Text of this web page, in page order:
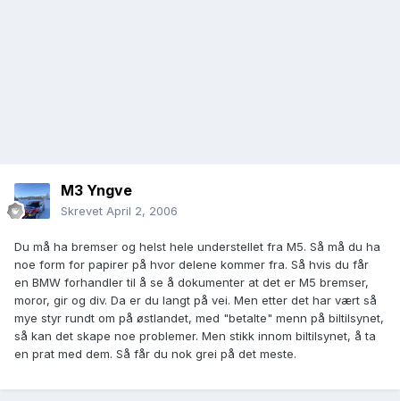
M3 Yngve
Skrevet April 2, 2006
Du må ha bremser og helst hele understellet fra M5. Så må du ha
noe form for papirer på hvor delene kommer fra. Så hvis du får
en BMW forhandler til å se å dokumenter at det er M5 bremser,
moror, gir og div. Da er du langt på vei. Men etter det har vært så
mye styr rundt om på østlandet, med "betalte" menn på biltilsynet,
så kan det skape noe problemer. Men stikk innom biltilsynet, å ta
en prat med dem. Så får du nok grei på det meste.